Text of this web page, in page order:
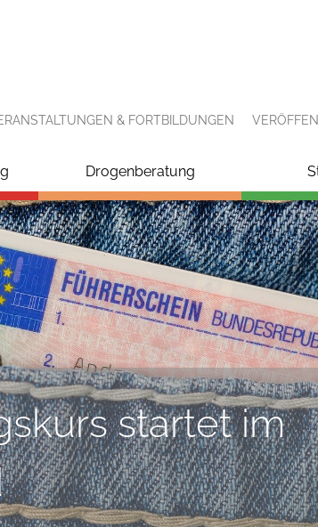
& FORTBILDUNGEN
Drogenberatung
startet im